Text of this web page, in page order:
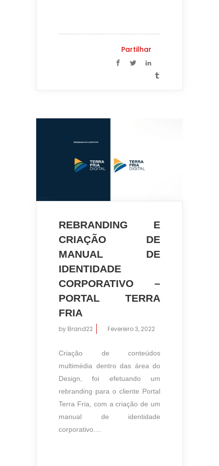
Partilhar
REBRANDING E
CRIAÇÃO DE
MANUAL DE
IDENTIDADE
CORPORATIVO –
PORTAL TERRA
FRIA
by Brand22 Fevereiro 3, 2022
Criação de conteúdos
multimédia dentro das área do
Design, foi efetuando um
rebranding para o cliente Portal
Terra Fria, com a criação de um
manual de identidade
corporativo....